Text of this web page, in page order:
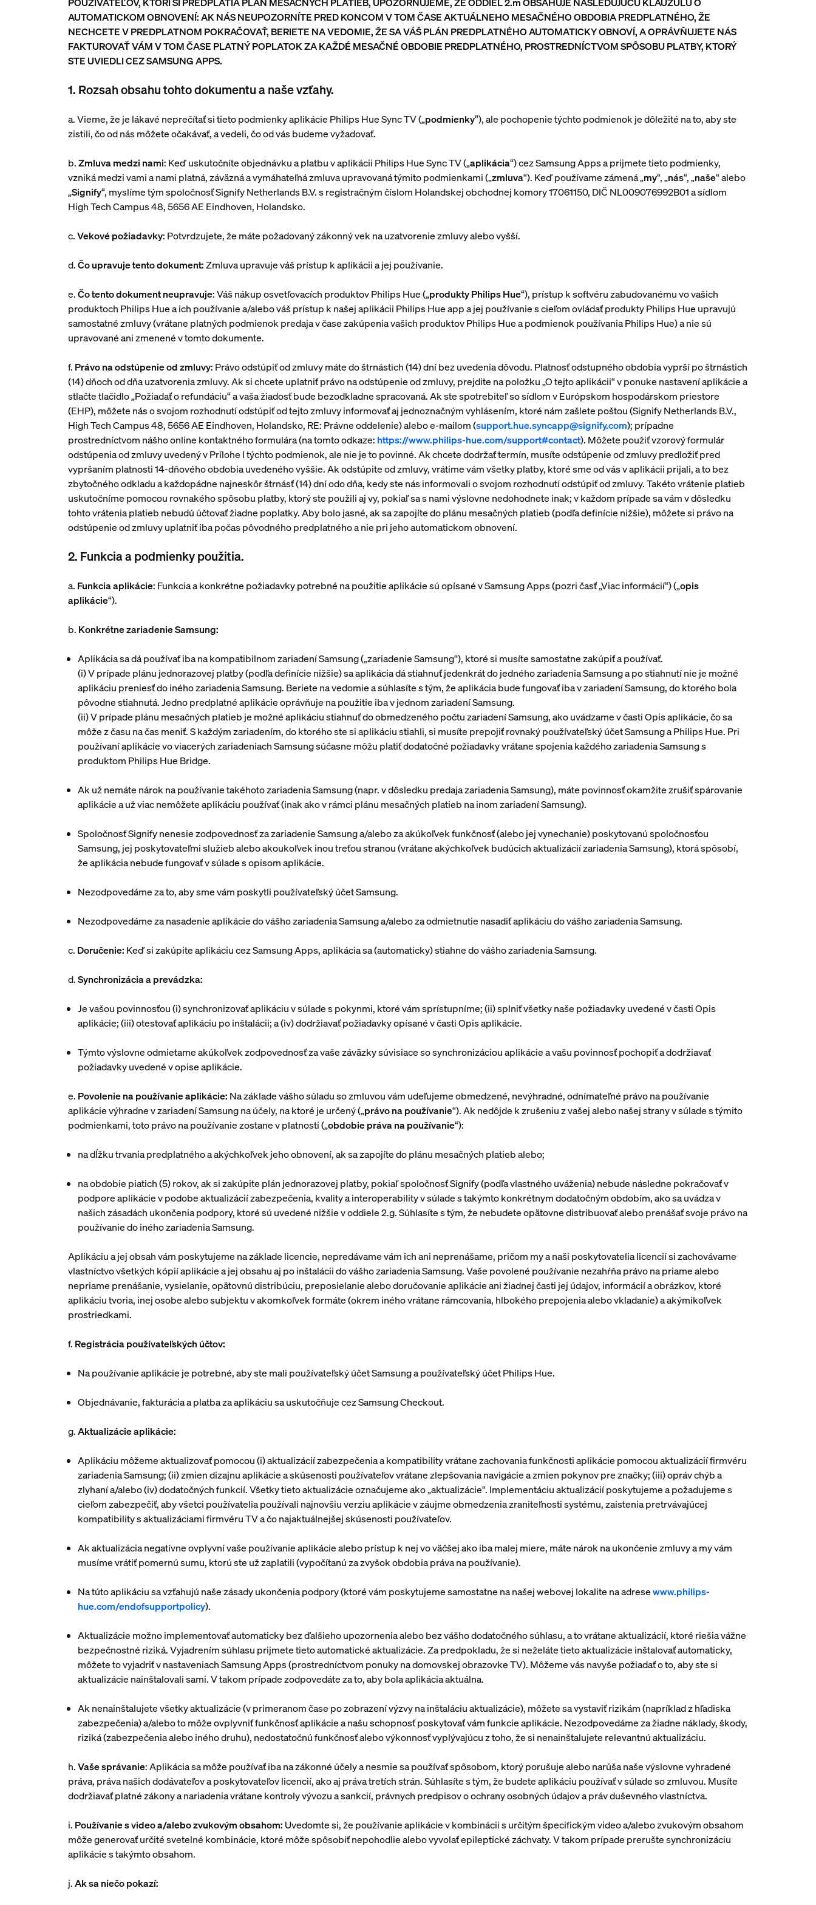
AUTOMATICKOM OBNOVENÍ: AK NÁS NEUPOZORNÍTE PRED KONCOM V TOM ČASE AKTUÁLNEHO MESAČNÉHO OBDOBIA PREDPLATNÉHO, ŽE
NECHCETE V PREDPLATNOM POKRAČOVAŤ, BERIETE NA VEDOMIE, ŽE SA VÁŠ PLÁN PREDPLATNÉHO AUTOMATICKY OBNOVÍ, A OPRÁVŇUJETE NÁS
FAKTUROVAŤ VÁM V TOM ČASE PLATNÝ POPLATOK ZA KAŽDÉ MESAČNÉ OBDOBIE PREDPLATNÉHO, PROSTREDNÍCTVOM SPÔSOBU PLATBY, KTORÝ
STE UVIEDLI CEZ SAMSUNG APPS.
1. Rozsah obsahu tohto dokumentu a naše vzťahy.
a. Vieme, že je lákavé neprečítať si tieto podmienky aplikácie Philips Hue Sync TV („podmienky”), ale pochopenie týchto podmienok je dôležité na to, aby ste
zistili, čo od nás môžete očakávať, a vedeli, čo od vás budeme vyžadovať.
b.Zmluva medzi nami: Keď uskutočníte objednávku a platbu v aplikácii Philips Hue Sync TV („aplikácia“) cez Samsung Apps a prijmete tieto podmienky,
vzniká medzi vami a nami platná, záväzná a vymáhateľná zmluva upravovaná týmito podmienkami („zmluva“). Keď používame zámená „my“, „nás“, „naše“ alebo
„Signify“, myslíme tým spoločnosť Signify Netherlands B.V. s registračným číslom Holandskej obchodnej komory 17061150, DIČ NL009076992B01 a sídlom
High Tech Campus 48, 5656 AE Eindhoven, Holandsko.
c.Vekové požiadavky: Potvrdzujete, že máte požadovaný zákonný vek na uzatvorenie zmluvy alebo vyšší.
d.Čo upravuje tento dokument:Zmluva upravuje váš prístup k aplikácii a jej používanie.
e.Čo tento dokument neupravuje: Váš nákup osvetľovacích produktov Philips Hue („produkty Philips Hue“), prístup k softvéru zabudovanému vo vašich
produktoch Philips Hue a ich používanie a/alebo váš prístup k našej aplikácii Philips Hue app a jej používanie s cieľom ovládať produkty Philips Hue upravujú
samostatné zmluvy (vrátane platných podmienok predaja v čase zakúpenia vašich produktov Philips Hue a podmienok používania Philips Hue) a nie sú
upravované ani zmenené v tomto dokumente.
f. Právo na odstúpenie od zmluvy: Právo odstúpiť od zmluvy máte do štrnástich (14) dní bez uvedenia dôvodu. Platnosť odstupného obdobia vyprší po štrnástich
(14) dňoch od dňa uzatvorenia zmluvy. Ak si chcete uplatniť právo na odstúpenie od zmluvy, prejdite na položku „O tejto aplikácii“ v ponuke nastavení aplikácie a
stlačte tlačidlo „Požiadať o refundáciu“ a vaša žiadosť bude bezodkladne spracovaná. Ak ste spotrebiteľ so sídlom v Európskom hospodárskom priestore
(EHP), môžete nás o svojom rozhodnutí odstúpiť od tejto zmluvy informovať aj jednoznačným vyhlásením, ktoré nám zašlete poštou (Signify Netherlands B.V.,
High Tech Campus 48, 5656 AE Eindhoven, Holandsko, RE: Právne oddelenie) alebo e-mailom (support.hue.syncapp@signify.com); prípadne
prostredníctvom nášho online kontaktného formulára (na tomto odkaze: https://www.philips-hue.com/support#contact). Môžete použiť vzorový formulár
odstúpenia od zmluvy uvedený v Prílohe I týchto podmienok, ale nie je to povinné. Ak chcete dodržať termín, musíte odstúpenie od zmluvy predložiť pred
vypršaním platnosti 14-dňového obdobia uvedeného vyššie. Ak odstúpite od zmluvy, vrátime vám všetky platby, ktoré sme od vás v aplikácii prijali, a to bez
zbytočného odkladu a každopádne najneskôr štrnásť (14) dní odo dňa, kedy ste nás informovali o svojom rozhodnutí odstúpiť od zmluvy. Takéto vrátenie platieb
uskutočníme pomocou rovnakého spôsobu platby, ktorý ste použili aj vy, pokiaľ sa s nami výslovne nedohodnete inak; v každom prípade sa vám v dôsledku
tohto vrátenia platieb nebudú účtovať žiadne poplatky. Aby bolo jasné, ak sa zapojíte do plánu mesačných platieb (podľa definície nižšie), môžete si právo na
odstúpenie od zmluvy uplatniť iba počas pôvodného predplatného a nie pri jeho automatickom obnovení.
2. Funkcia a podmienky použitia.
a. Funkcia aplikácie: Funkcia a konkrétne požiadavky potrebné na použitie aplikácie sú opísané v Samsung Apps (pozri časť „Viac informácií“) („opis
aplikácie“).
b. Konkrétne zariadenie Samsung:
Aplikácia sa dá používať iba na kompatibilnom zariadení Samsung („zariadenie Samsung“), ktoré si musíte samostatne zakúpiť a používať.
(i)V prípade plánu jednorazovej platby (podľa definície nižšie) sa aplikácia dá stiahnuť jedenkrát do jedného zariadenia Samsung a po stiahnutí nie je možné
aplikáciu preniesť do iného zariadenia Samsung. Beriete na vedomie a súhlasíte s tým, že aplikácia bude fungovať iba v zariadení Samsung, do ktorého bola
pôvodne stiahnutá. Jedno predplatné aplikácie oprávňuje na použitie iba v jednom zariadení Samsung.
(ii)V prípade plánu mesačných platieb je možné aplikáciu stiahnuť do obmedzeného počtu zariadení Samsung, ako uvádzame v časti Opis aplikácie, čo sa
môže z času na čas meniť. S každým zariadením, do ktorého ste si aplikáciu stiahli, si musíte prepojiť rovnaký používateľský účet Samsung a Philips Hue. Pri
používaní aplikácie vo viacerých zariadeniach Samsung súčasne môžu platiť dodatočné požiadavky vrátane spojenia každého zariadenia Samsung s
produktom Philips Hue Bridge.
Ak už nemáte nárok na používanie takéhoto zariadenia Samsung (napr. v dôsledku predaja zariadenia Samsung), máte povinnosť okamžite zrušiť spárovanie
aplikácie a už viac nemôžete aplikáciu používať (inak ako v rámci plánu mesačných platieb na inom zariadení Samsung).
Spoločnosť Signify nenesie zodpovednosť za zariadenie Samsung a/alebo za akúkoľvek funkčnosť (alebo jej vynechanie) poskytovanú spoločnosťou
Samsung, jej poskytovateľmi služieb alebo akoukoľvek inou treťou stranou (vrátane akýchkoľvek budúcich aktualizácií zariadenia Samsung), ktorá spôsobí,
že aplikácia nebude fungovať v súlade s opisom aplikácie.
Nezodpovedáme za to, aby sme vám poskytli používateľský účet Samsung.
Nezodpovedáme za nasadenie aplikácie do vášho zariadenia Samsung a/alebo za odmietnutie nasadiť aplikáciu do vášho zariadenia Samsung.
c. Doručenie: Keď si zakúpite aplikáciu cez Samsung Apps, aplikácia sa (automaticky) stiahne do vášho zariadenia Samsung.
d.Synchronizácia a prevádzka:
Je vašou povinnosťou (i) synchronizovať aplikáciu v súlade s pokynmi, ktoré vám sprístupníme; (ii) splniť všetky naše požiadavky uvedené v časti Opis
aplikácie; (iii) otestovať aplikáciu po inštalácii; a (iv) dodržiavať požiadavky opísané v časti Opis aplikácie.
Týmto výslovne odmietame akúkoľvek zodpovednosť za vaše záväzky súvisiace so synchronizáciou aplikácie a vašu povinnosť pochopiť a dodržiavať
požiadavky uvedené v opise aplikácie.
e. Povolenie na používanie aplikácie: Na základe vášho súladu so zmluvou vám udeľujeme obmedzené, nevýhradné, odnímateľné právo na používanie
aplikácie výhradne v zariadení Samsung na účely, na ktoré je určený („právo na používanie“). Ak nedôjde k zrušeniu z vašej alebo našej strany v súlade s týmito
podmienkami, toto právo na používanie zostane v platnosti („obdobie práva na používanie“):
na dĺžku trvania predplatného a akýchkoľvek jeho obnovení, ak sa zapojíte do plánu mesačných platieb alebo;
na obdobie piatich (5) rokov, ak si zakúpite plán jednorazovej platby, pokiaľ spoločnosť Signify (podľa vlastného uváženia) nebude následne pokračovať v
podpore aplikácie v podobe aktualizácií zabezpečenia, kvality a interoperability v súlade s takýmto konkrétnym dodatočným obdobím, ako sa uvádza v
našich zásadách ukončenia podpory, ktoré sú uvedené nižšie v oddiele 2.g. Súhlasíte s tým, že nebudete opätovne distribuovať alebo prenášať svoje právo na
používanie do iného zariadenia Samsung.
Aplikáciu a jej obsah vám poskytujeme na základe licencie, nepredávame vám ich ani neprenášame, pričom my a naši poskytovatelia licencií si zachovávame
vlastníctvo všetkých kópií aplikácie a jej obsahu aj po inštalácii do vášho zariadenia Samsung. Vaše povolené používanie nezahŕňa právo na priame alebo
nepriame prenášanie, vysielanie, opätovnú distribúciu, preposielanie alebo doručovanie aplikácie ani žiadnej časti jej údajov, informácií a obrázkov, ktoré
aplikáciu tvoria, inej osobe alebo subjektu v akomkoľvek formáte (okrem iného vrátane rámcovania, hlbokého prepojenia alebo vkladanie) a akýmikoľvek
prostriedkami.
f. Registrácia používateľských účtov:
Na používanie aplikácie je potrebné, aby ste mali používateľský účet Samsung a používateľský účet Philips Hue.
Objednávanie, fakturácia a platba za aplikáciu sa uskutočňuje cez Samsung Checkout.
g.Aktualizácie aplikácie:
Aplikáciu môžeme aktualizovať pomocou (i) aktualizácií zabezpečenia a kompatibility vrátane zachovania funkčnosti aplikácie pomocou aktualizácií firmvéru
zariadenia Samsung; (ii) zmien dizajnu aplikácie a skúsenosti používateľov vrátane zlepšovania navigácie a zmien pokynov pre značky; (iii) opráv chýb a
zlyhaní a/alebo (iv) dodatočných funkcií. Všetky tieto aktualizácie označujeme ako „aktualizácie“. Implementáciu aktualizácií poskytujeme a požadujeme s
cieľom zabezpečiť, aby všetci používatelia používali najnovšiu verziu aplikácie v záujme obmedzenia zraniteľnosti systému, zaistenia pretrvávajúcej
kompatibility s aktualizáciami firmvéru TV a čo najaktuálnejšej skúsenosti používateľov.
Ak aktualizácia negatívne ovplyvní vaše používanie aplikácie alebo prístup k nej vo väčšej ako iba malej miere, máte nárok na ukončenie zmluvy a my vám
musíme vrátiť pomernú sumu, ktorú ste už zaplatili (vypočítanú za zvyšok obdobia práva na používanie).
Na túto aplikáciu sa vzťahujú naše zásady ukončenia podpory (ktoré vám poskytujeme samostatne na našej webovej lokalite na adresewww.philips-
hue.com/endofsupportpolicy).
Aktualizácie možno implementovať automaticky bez ďalšieho upozornenia alebo bez vášho dodatočného súhlasu, a to vrátane aktualizácií, ktoré riešia vážne
bezpečnostné riziká. Vyjadrením súhlasu prijmete tieto automatické aktualizácie. Za predpokladu, že si neželáte tieto aktualizácie inštalovať automaticky,
môžete to vyjadriť v nastaveniach Samsung Apps (prostredníctvom ponuky na domovskej obrazovke TV). Môžeme vás navyše požiadať o to, aby ste si
aktualizácie nainštalovali sami. V takom prípade zodpovedáte za to, aby bola aplikácia aktuálna.
Ak nenainštalujete všetky aktualizácie (v primeranom čase po zobrazení výzvy na inštaláciu aktualizácie), môžete sa vystaviť rizikám (napríklad z hľadiska
zabezpečenia) a/alebo to môže ovplyvniť funkčnosť aplikácie a našu schopnosť poskytovať vám funkcie aplikácie. Nezodpovedáme za žiadne náklady, škody,
riziká (zabezpečenia alebo iného druhu), nedostatočnú funkčnosť alebo výkonnosť vyplývajúcu z toho, že si nenainštalujete relevantnú aktualizáciu.
h.Vaše správanie: Aplikácia sa môže používať iba na zákonné účely a nesmie sa používať spôsobom, ktorý porušuje alebo narúša naše výslovne vyhradené
práva, práva našich dodávateľov a poskytovateľov licencií, ako aj práva tretích strán. Súhlasíte s tým, že budete aplikáciu používať v súlade so zmluvou. Musíte
dodržiavať platné zákony a nariadenia vrátane kontroly vývozu a sankcií, právnych predpisov o ochrany osobných údajov a práv duševného vlastníctva.
i. Používanie s video a/alebo zvukovým obsahom: Uvedomte si, že používanie aplikácie v kombinácii s určitým špecifickým video a/alebo zvukovým obsahom
môže generovať určité svetelné kombinácie, ktoré môže spôsobiť nepohodlie alebo vyvolať epileptické záchvaty. V takom prípade prerušte synchronizáciu
aplikácie s takýmto obsahom.
j.Ak sa niečo pokazí: